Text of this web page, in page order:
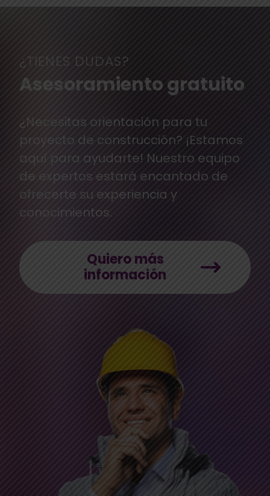
¿TIENES DUDAS?
Asesoramiento gratuito
¿Necesitas orientación para tu
proyecto de construcción? ¡Estamos
aquí para ayudarte! Nuestro equipo
de expertos estará encantado de
ofrecerte su experiencia y
conocimientos.
Quiero más
información